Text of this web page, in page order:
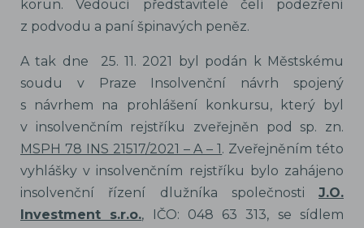
korun. Vedoucí představitelé čelí podezření
z podvodu a paní špinavých peněz.
A tak dne 25. 11. 2021 byl podán k Městskému
soudu v Praze Insolvenční návrh spojený
s návrhem na prohlášení konkursu, který byl
v insolvenčním rejstříku zveřejněn pod sp. zn.
MSPH 78 INS 21517/2021 – A – 1. Zveřejněním této
vyhlášky v insolvenčním rejstříku bylo zahájeno
insolvenční řízení dlužníka společnosti J.O.
Investment s.r.o., IČO: 048 63 313, se sídlem